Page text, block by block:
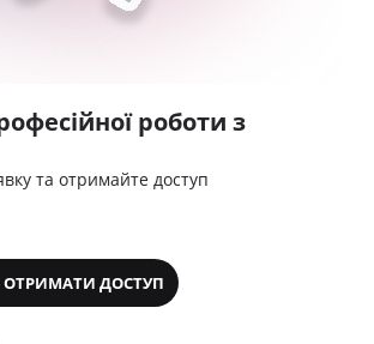
роботи з
та отримайте доступ
ОТРИМАТИ ДОСТУП